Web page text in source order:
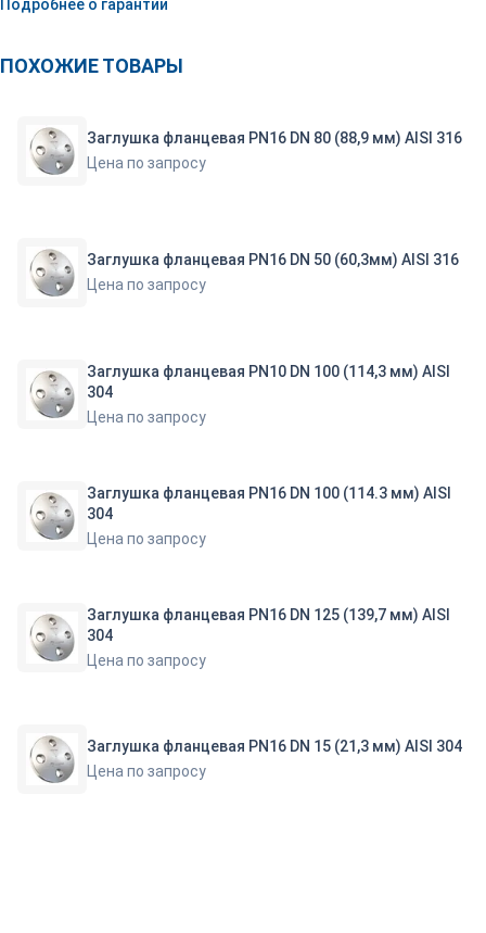
Подробнее о гарантии
ПОХОЖИЕ ТОВАРЫ
Заглушка фланцевая PN16 DN 80 (88,9 мм) AISI 316
Цена по запросу
Заглушка фланцевая PN16 DN 50 (60,3мм) AISI 316
Цена по запросу
Заглушка фланцевая PN10 DN 100 (114,3 мм) AISI
304
Цена по запросу
Заглушка фланцевая PN16 DN 100 (114.3 мм) AISI
304
Цена по запросу
Заглушка фланцевая PN16 DN 125 (139,7 мм) AISI
304
Цена по запросу
Заглушка фланцевая PN16 DN 15 (21,3 мм) AISI 304
Цена по запросу